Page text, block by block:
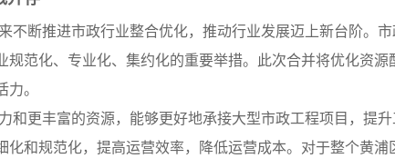
不断推进市政行业整合优化，推动行业发展迈上新台阶。
规范化、专业化、集约化的重要举措。此次合并将优化资源
。
和更丰富的资源，能够更好地承接大型市政工程项目，提升
和规范化，提高运营效率，降低运营成本。对于整个黄浦